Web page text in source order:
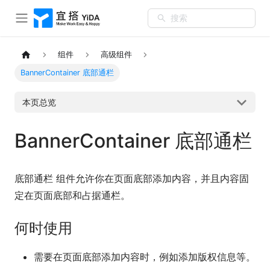
搜索
组件 高级组件
BannerContainer 底部通栏
本页总览
BannerContainer 底部通栏
底部通栏 组件允许你在页面底部添加内容，并且内容固
定在页面底部和占据通栏。
何时使用
需要在页面底部添加内容时，例如添加版权信息等。